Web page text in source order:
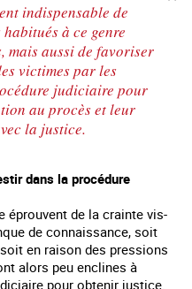
indispensable de
à ce genre
mais aussi de favoriser
victimes par les
judiciaire pour
au procès et leur
la justice.
dans la procédure
éprouvent de la crainte vis-
de connaissance, soit
en raison des pressions
alors peu enclines à
pour obtenir justice.